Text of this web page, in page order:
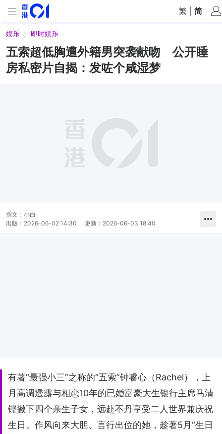
繁 简
娱乐 即时娱乐
五索超低胸遭外籍男突袭献吻 公开睡
房私密片自揭：发咗个咸湿梦
撰文： 小白
出版： 2026-06-02 14:30 更新： 2026-06-03 18:40
有著“最强小三”之称的“五索”钟睿心（Rachel），上
月高调透露与相恋10年的已婚富豪大生银行主席马清
铿撇下四个亲生子女，远赴不丹享受二人世界兼庆祝
生日。作风向来大胆、言行出位的她，趁著5月“生日